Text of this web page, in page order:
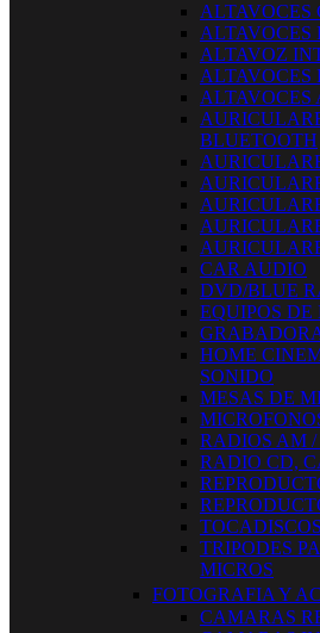
ALTAVOCES
ALTAVOCES
ALTAVOZ
ALTAVOCES
ALTAVOCES
BLUETOOTH
CAR AUDIO
DVD/BLUE
EQUIPOS DE
HOME
SONIDO
MESAS DE
RADIOS AM /
RADIO CD,
TOCADISCOS
TRIPODES
MICROS
FOTOGRAFIA Y
CAMARAS